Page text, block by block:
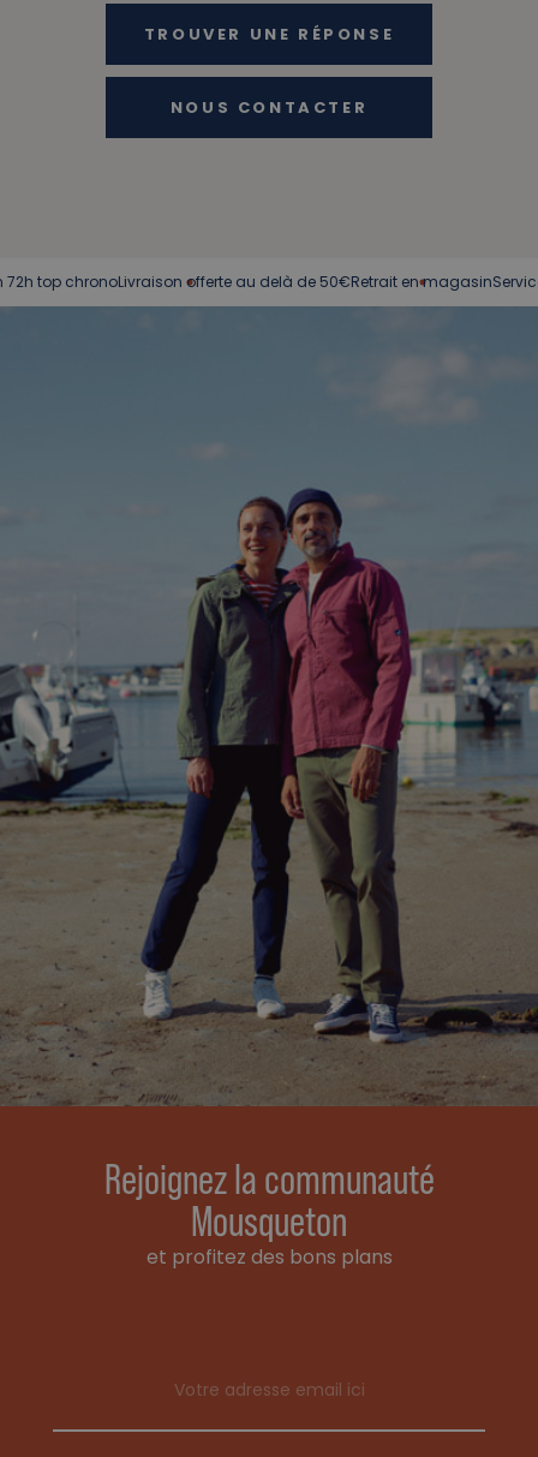
TROUVER UNE RÉPONSE
NOUS CONTACTER
Livraison offerte au delà de 50€Retrait en magasinService client à
Rejoignez la communauté
Mousqueton
et profitez des bons plans